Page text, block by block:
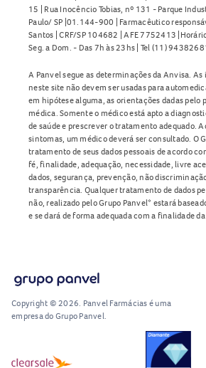
15 | Rua Inocêncio Tobias, nº 131 - Parque
Paulo/ SP |01.144-900 | Farmacêutico
Santos | CRF/SP 104682 | AFE 7752413
Seg. a Dom. - Das 7h às 23hs | Tel (11)
A Panvel segue as determinações da Anvisa.
neste site não devem ser usadas para
em hipótese alguma, as orientações dadas pelo
médica. Somente o médico está apto a
de saúde e prescrever o tratamento adequado.
sintomas, um médico deverá ser consultado. O
tratamento de seus dados pessoais de acordo
fé, finalidade, adequação, necessidade, livre
dados, segurança, prevenção, não
transparência. Qualquer tratamento de dados
não, realizado pelo Grupo Panvel* estará
e se dará de forma adequada com a finalidade
Copyright © 2026. Panvel Farmácias é uma
empresa do Grupo Panvel.